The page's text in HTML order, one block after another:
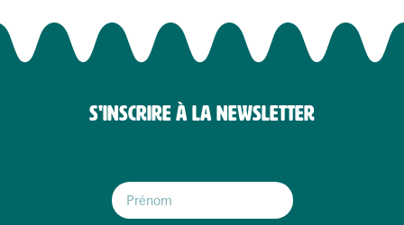
S'INSCRIRE À LA NEWSLETTER